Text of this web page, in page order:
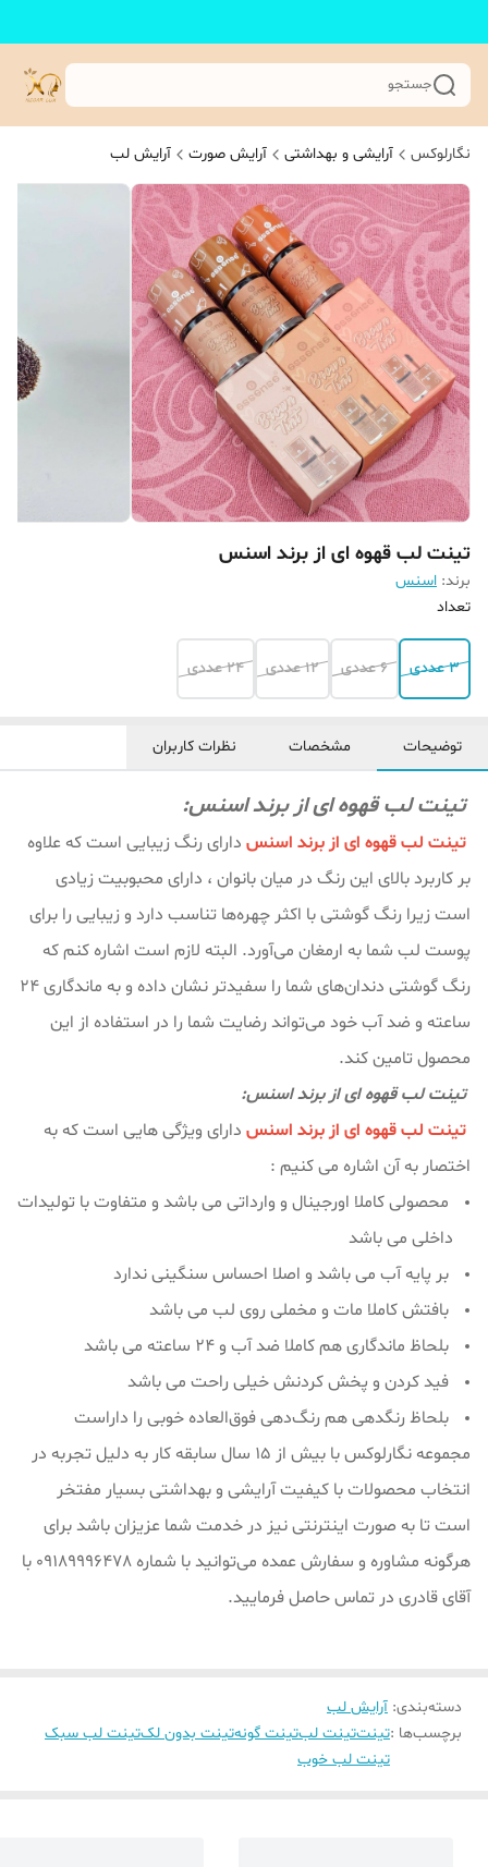
جستجو
نگارلوکس آرایشی و بهداشتی آرایش صورت آرایش لب
تینت لب قهوه ای از برند اسنس
برند: اسنس
تعداد
3 عددی 6 عددی 12 عددی 24 عددی
توضیحات مشخصات نظرات کاربران
تینت لب قهوه ای از برند اسنس:
تینت لب قهوه ای از برند اسنس دارای رنگ زیبایی است که علاوه
بر کاربرد بالای این رنگ در میان بانوان ، دارای محبوبیت زیادی
است زیرا رنگ گوشتی با اکثر چهره‌ها تناسب دارد و زیبایی را برای
پوست لب شما به ارمغان می‌آورد. البته لازم است اشاره کنم که
رنگ گوشتی دندان‌های شما را سفیدتر نشان داده و به ماندگاری ۲۴
ساعته و ضد آب خود می‌تواند رضایت شما را در استفاده از این
محصول تامین کند.
تینت لب قهوه ای از برند اسنس:
تینت لب قهوه ای از برند اسنس دارای ویژگی هایی است که به
اختصار به آن اشاره می کنیم :
محصولی کاملا اورجینال و وارداتی می باشد و متفاوت با تولیدات
داخلی می باشد
بر پایه آب می باشد و اصلا احساس سنگینی ندارد
بافتش کاملا مات و مخملی روی لب می باشد
بلحاظ ماندگاری هم کاملا ضد آب و 24 ساعته می باشد
فید کردن و پخش کردنش خیلی راحت می باشد
بلحاظ رنگدهی هم رنگ‌دهی فوق‌العاده خوبی را داراست
مجموعه نگارلوکس با بیش از ۱۵ سال سابقه کار به دلیل تجربه در
انتخاب محصولات با کیفیت آرایشی و بهداشتی بسیار مفتخر
است تا به صورت اینترنتی نیز در خدمت شما عزیزان باشد برای
هرگونه مشاوره و سفارش عمده می‌توانید با شماره 09189996478 با
آقای قادری در تماس حاصل فرمایید.
دسته‌بندی: آرایش لب
برچسب‌ها :تینتتینت لبتینت گونهتینت بدون لکتینت لب سبک
تینت لب خوب